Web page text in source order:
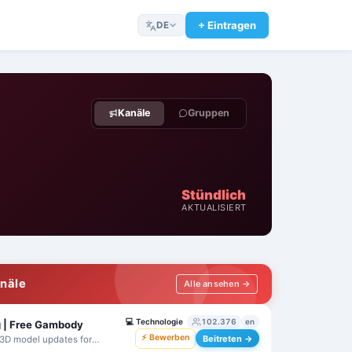
DE + Eintragen
Kanäle Gruppen
Stündlich
AKTUALISIERT
Alle ansehen →
Free Gambody
model updates for
💻 Technologie 102.376 en
⚡ Bewerben Beitreten →